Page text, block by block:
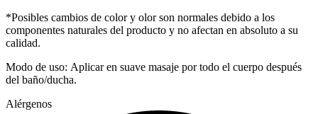
*Posibles cambios de color y olor son normales debido a los
componentes naturales del producto y no afectan en absoluto a su
calidad.
Modo de uso: Aplicar en suave masaje por todo el cuerpo después
del baño/ducha.
Alérgenos